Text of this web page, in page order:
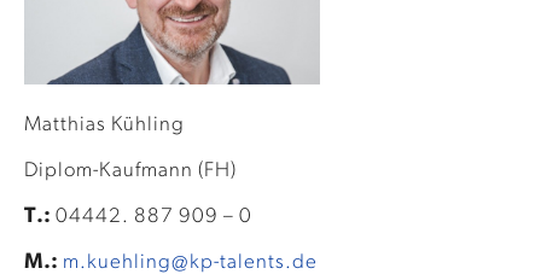
Matthias Kühling
Diplom-Kaufmann (FH)
T.: 04442. 887 909 – 0
M.: m.kuehling@kp-talents.de